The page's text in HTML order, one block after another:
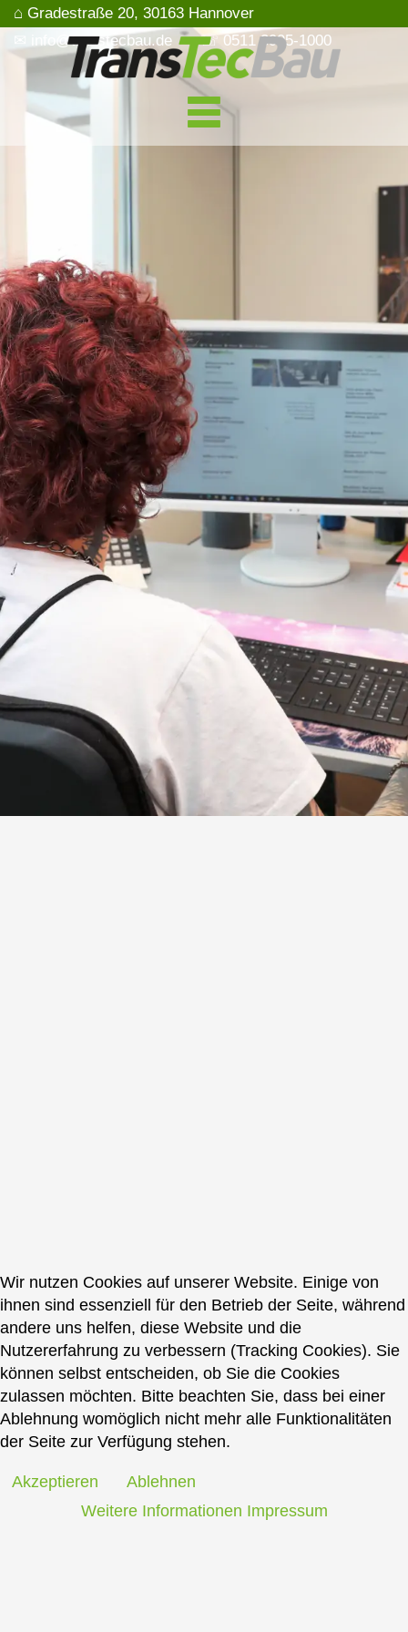
⌂ Gradestraße 20, 30163 Hannover
✉ info@transtecbau.de
☏ 0511 3995-1000
Wir nutzen Cookies auf unserer Website. Einige von
ihnen sind essenziell für den Betrieb der Seite, während
andere uns helfen, diese Website und die
Nutzererfahrung zu verbessern (Tracking Cookies). Sie
können selbst entscheiden, ob Sie die Cookies
zulassen möchten. Bitte beachten Sie, dass bei einer
Ablehnung womöglich nicht mehr alle Funktionalitäten
der Seite zur Verfügung stehen.
Akzeptieren
Ablehnen
Weitere Informationen Impressum